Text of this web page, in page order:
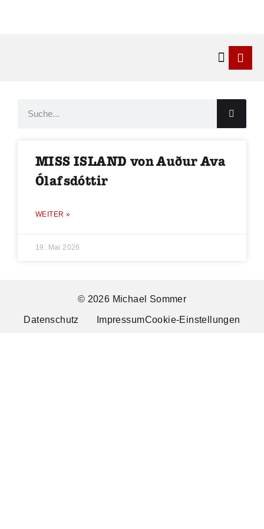
MISS ISLAND von Auður Ava
Ólafsdóttir
WEITER »
19. Mai 2026
© 2026 Michael Sommer
Datenschutz ImpressumCookie-Einstellungen